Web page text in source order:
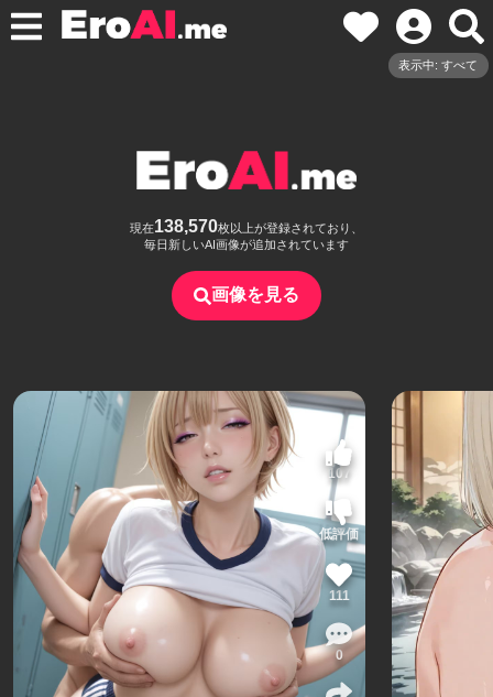
表示中: すべて
現在138,570枚以上が登録されており、
毎日新しいAI画像が追加されています
画像を見る
107
低評価
111
0